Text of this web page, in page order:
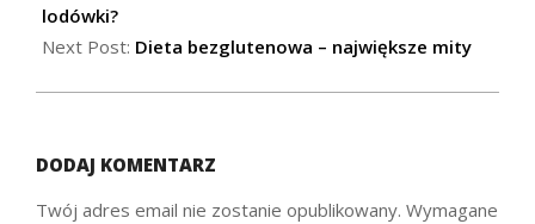
22
lodówki?
Next Post: Dieta bezglutenowa – największe mity
DODAJ KOMENTARZ
Twój adres email nie zostanie opublikowany. Wymagane